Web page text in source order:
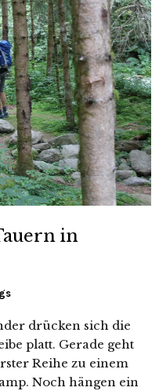
in
drücken sich die
platt. Gerade geht
Reihe zu einem
Noch hängen ein